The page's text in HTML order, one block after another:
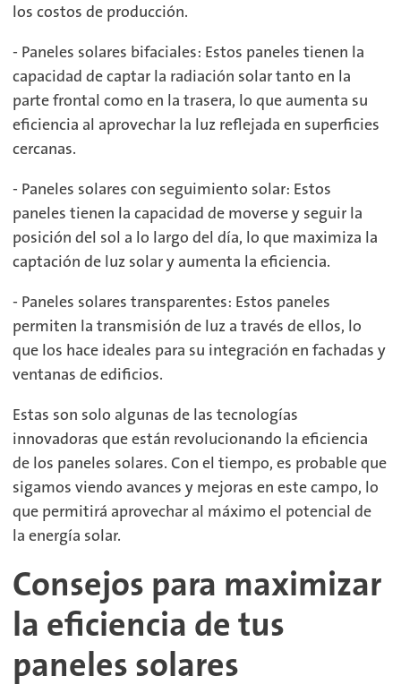
los costos de producción.
- Paneles solares bifaciales: Estos paneles tienen la
capacidad de captar la radiación solar tanto en la
parte frontal como en la trasera, lo que aumenta su
eficiencia al aprovechar la luz reflejada en superficies
cercanas.
- Paneles solares con seguimiento solar: Estos
paneles tienen la capacidad de moverse y seguir la
posición del sol a lo largo del día, lo que maximiza la
captación de luz solar y aumenta la eficiencia.
- Paneles solares transparentes: Estos paneles
permiten la transmisión de luz a través de ellos, lo
que los hace ideales para su integración en fachadas y
ventanas de edificios.
Estas son solo algunas de las tecnologías
innovadoras que están revolucionando la eficiencia
de los paneles solares. Con el tiempo, es probable que
sigamos viendo avances y mejoras en este campo, lo
que permitirá aprovechar al máximo el potencial de
la energía solar.
Consejos para maximizar
la eficiencia de tus
paneles solares